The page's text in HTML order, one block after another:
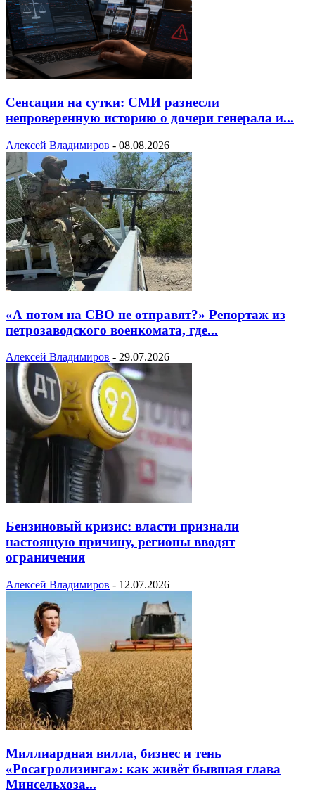
Сенсация на сутки: СМИ разнесли
непроверенную историю о дочери генерала и...
Алексей Владимиров - 08.08.2026
«А потом на СВО не отправят?» Репортаж из
петрозаводского военкомата, где...
Алексей Владимиров - 29.07.2026
Бензиновый кризис: власти признали
настоящую причину, регионы вводят
ограничения
Алексей Владимиров - 12.07.2026
Миллиардная вилла, бизнес и тень
«Росагролизинга»: как живёт бывшая глава
Минсельхоза...